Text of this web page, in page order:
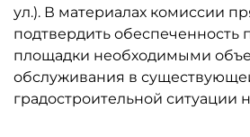
ул.). В материалах комиссии
подтвердить обеспеченность
площадки необходимыми
обслуживания в
градостроительной ситуации